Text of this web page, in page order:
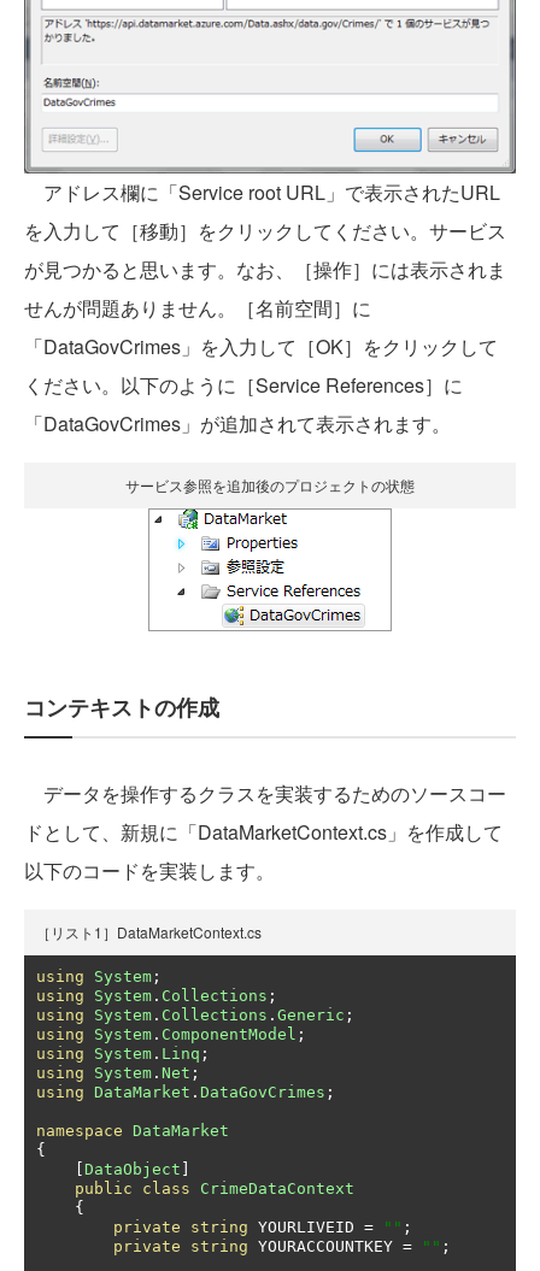
アドレス欄に「Service root URL」で表示されたURL
を入力して［移動］をクリックしてください。サービス
が見つかると思います。なお、［操作］には表示されま
せんが問題ありません。［名前空間］に
「DataGovCrimes」を入力して［OK］をクリックして
ください。以下のように［Service References］に
「DataGovCrimes」が追加されて表示されます。
サービス参照を追加後のプロジェクトの状態
コンテキストの作成
データを操作するクラスを実装するためのソースコー
ドとして、新規に「DataMarketContext.cs」を作成して
以下のコードを実装します。
［リスト1］DataMarketContext.cs
using System ;
using
System . Collections ;
using
System . Collections . Generic ;
using
System . ComponentModel ;
using
System . Linq ;
using
System . Net ;
using DataMarket . DataGovCrimes ;
namespace DataMarket
{
[DataObject ]
public
class
CrimeDataContext
{
private
string YOURLIVEID = "" ;
private
string YOURACCOUNTKEY = "" ;